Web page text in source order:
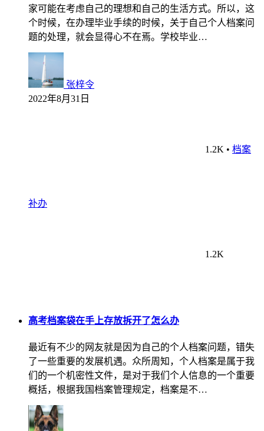
家可能在考虑自己的理想和自己的生活方式。所以，这
个时候，在办理毕业手续的时候，关于自己个人档案问
题的处理，就会显得心不在焉。学校毕业…
张梓令
2022年8月31日
1.2K • 档案
补办
1.2K
高考档案袋在手上存放拆开了怎么办
最近有不少的网友就是因为自己的个人档案问题，错失
了一些重要的发展机遇。众所周知，个人档案是属于我
们的一个机密性文件，是对于我们个人信息的一个重要
概括，根据我国档案管理规定，档案是不…